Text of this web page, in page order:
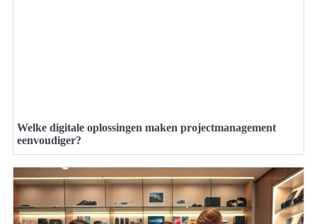
Welke digitale oplossingen maken projectmanagement
eenvoudiger?